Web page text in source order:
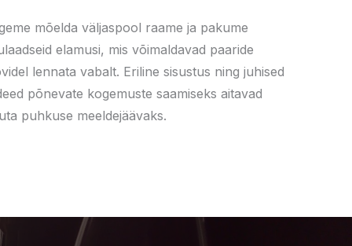
mõelda väljaspool raame ja pakume
elamusi, mis võimaldavad paaride
lennata vabalt. Eriline sisustus ning juhised
põnevate kogemuste saamiseks aitavad
puhkuse meeldejäävaks.